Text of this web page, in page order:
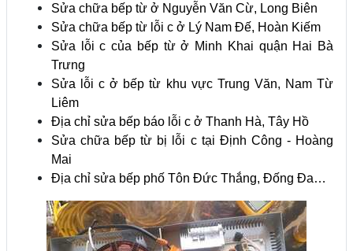
Sửa chữa bếp từ ở Nguyễn Văn Cừ, Long Biên
Sửa chữa bếp từ lỗi c ở Lý Nam Đế, Hoàn Kiếm
Sửa lỗi c của bếp từ ở Minh Khai quận Hai Bà
Trưng
Sửa lỗi c ở bếp từ khu vực Trung Văn, Nam Từ
Liêm
Địa chỉ sửa bếp báo lỗi c ở Thanh Hà, Tây Hồ
Sửa chữa bếp từ bị lỗi c tại Định Công - Hoàng
Mai
Địa chỉ sửa bếp phố Tôn Đức Thắng, Đống Đa…